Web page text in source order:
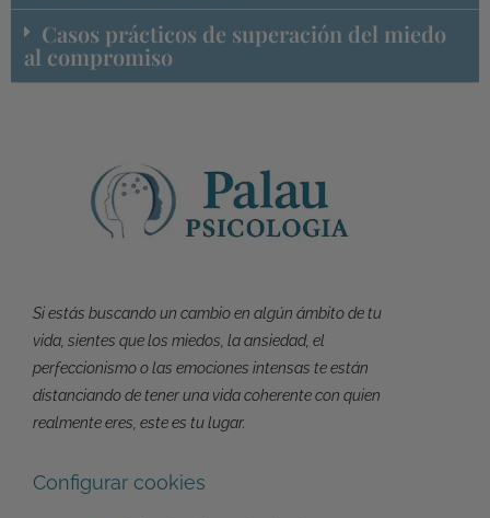
Casos prácticos de superación del miedo
al compromiso
Si estás buscando un cambio en algún ámbito de tu
vida, sientes que los miedos, la ansiedad, el
perfeccionismo o las emociones intensas te están
distanciando de tener una vida coherente con quien
realmente eres, este es tu lugar.
Configurar cookies